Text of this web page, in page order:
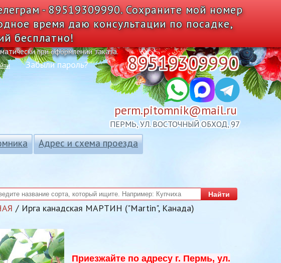
- 89519309990. Сохраните мой номер
время даю консультации по посадке,
бесплатно!
при оформлении заказа.
Забыли пароль?
Найти
89519309990
perm.pitomnik@mail.ru
ПЕРМЬ, УЛ. ВОСТОЧНЫЙ ОБХОД, 97
Адрес и схема проезда
Ирга канадская МАРТИН ("Martin", Канада)
Приезжайте по адресу г. Пермь, ул.